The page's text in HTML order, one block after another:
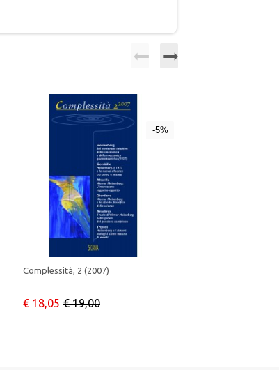
Complessità, 2 (2007)
€ 18,05 € 19,00
-5%